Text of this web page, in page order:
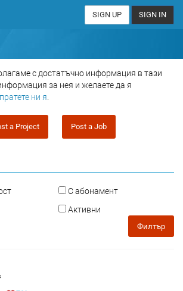
SIGN UP SIGN IN
с достатъчно информация в тази
за нея и желаете да я
ни я
a Project Post a Job
С абонамент
Активни
Филтър